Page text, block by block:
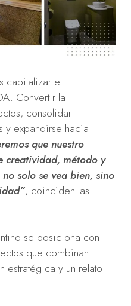
capitalizar el
Convertir la
consolidar
y expandirse hacia
que nuestro
creatividad, método y
solo se vea bien, sino
, coinciden las
se posiciona con
que combinan
estratégica y un relato